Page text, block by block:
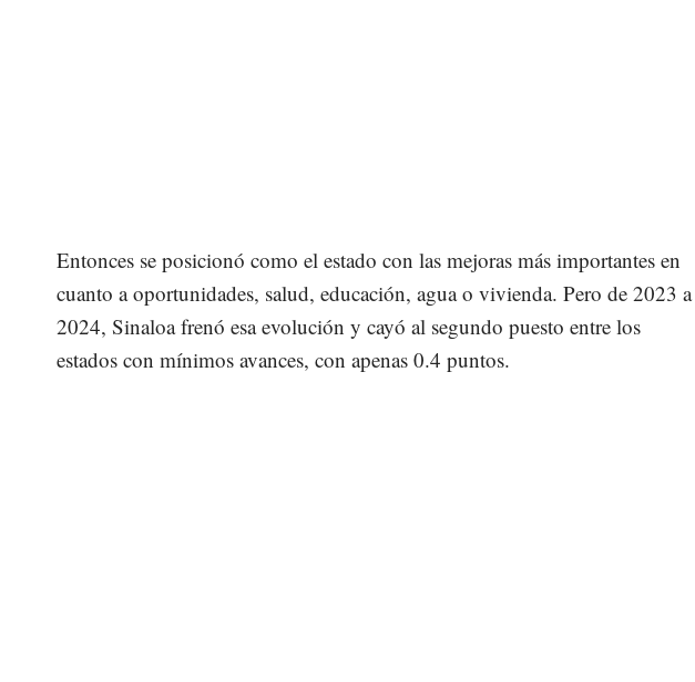
Entonces se posicionó como el estado con las mejoras más importantes en
cuanto a oportunidades, salud, educación, agua o vivienda. Pero de 2023 a
2024, Sinaloa frenó esa evolución y cayó al segundo puesto entre los
estados con mínimos avances, con apenas 0.4 puntos.